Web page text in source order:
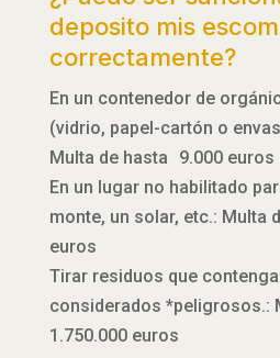
deposito mis
correctamente?
En un contenedor de
(vidrio, papel-cartón o
Multa de hasta 9.000 euros
En un lugar no habilitado
monte, un solar, etc.: Multa
euros
Tirar residuos que
considerados *peligrosos.:
1.750.000 euros